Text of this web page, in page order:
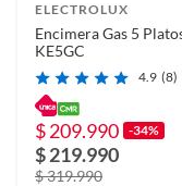
ELECTROLUX
Encimera Gas 5
KE5GC
4.9 (8)
$ 209.990 -34%
$ 219.990
$ 319.990